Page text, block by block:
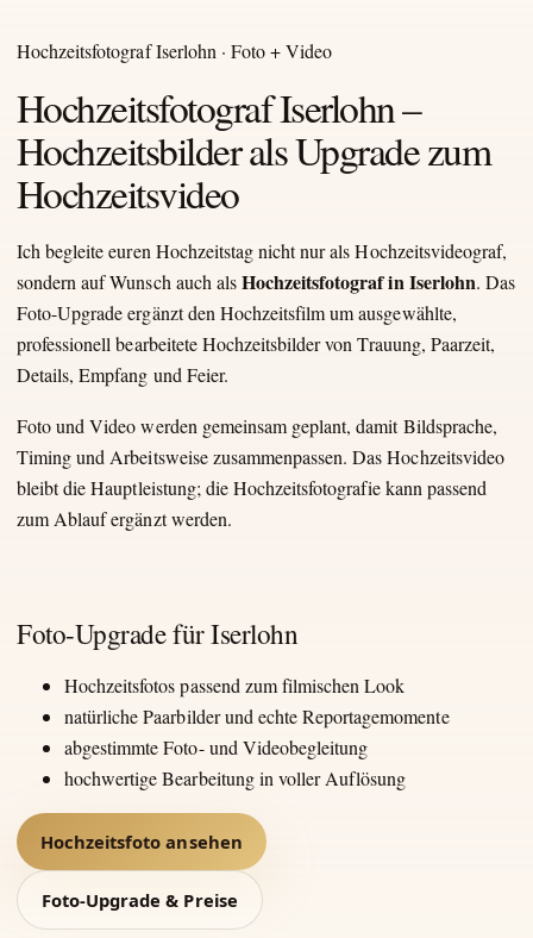
Hochzeitsfotograf Iserlohn · Foto + Video
Hochzeitsfotograf Iserlohn –
Hochzeitsbilder als Upgrade zum
Hochzeitsvideo
Ich begleite euren Hochzeitstag nicht nur als Hochzeitsvideograf,
sondern auf Wunsch auch alsHochzeitsfotograf in Iserlohn. Das
Foto-Upgrade ergänzt den Hochzeitsfilm um ausgewählte,
professionell bearbeitete Hochzeitsbilder von Trauung, Paarzeit,
Details, Empfang und Feier.
Foto und Video werden gemeinsam geplant, damit Bildsprache,
Timing und Arbeitsweise zusammenpassen. Das Hochzeitsvideo
bleibt die Hauptleistung; die Hochzeitsfotografie kann passend
zum Ablauf ergänzt werden.
Foto-Upgrade für Iserlohn
Hochzeitsfotos passend zum filmischen Look
natürliche Paarbilder und echte Reportagemomente
abgestimmte Foto- und Videobegleitung
hochwertige Bearbeitung in voller Auflösung
Hochzeitsfoto ansehen
Foto-Upgrade & Preise